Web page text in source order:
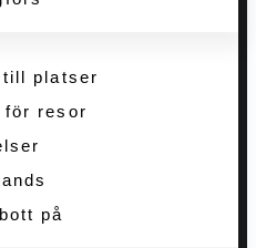
till platser
för resor
på